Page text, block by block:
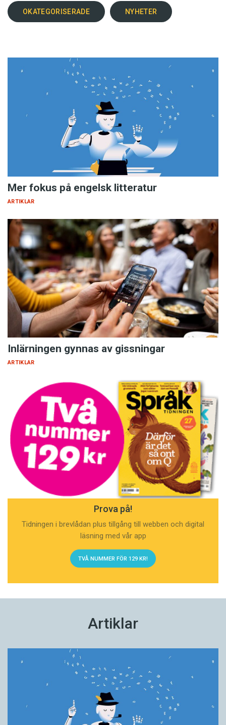
OKATEGORISERADE NYHETER
Mer fokus på engelsk litteratur
ARTIKLAR
Inlärningen gynnas av gissningar
ARTIKLAR
Prova på!
Tidningen i brevlådan plus tillgång till webben och digital
läsning med vår app
TVÅ NUMMER FÖR 129 KR!
Artiklar